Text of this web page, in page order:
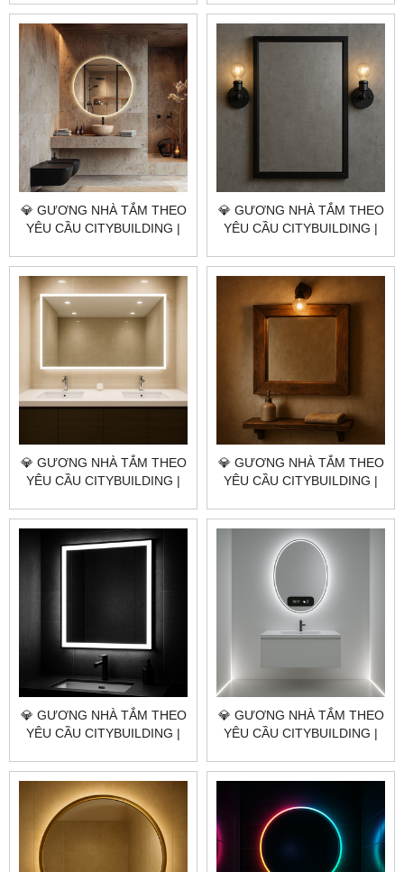
GIÁ GƯƠNG NHÀ TẮM XÃ
BÌNH CHÂU TP.HCM
GIÁ GƯƠNG NHÀ TẮM XÃ
💎 GƯƠNG NHÀ TẮM THEO
YÊU CẦU CITYBUILDING |
GIÁ GƯƠNG NHÀ TẮM XÃ
BÀU LÂM TP.HCM
💎 GƯƠNG NHÀ TẮM THEO
YÊU CẦU CITYBUILDING |
GIÁ GƯƠNG NHÀ TẮM XÃ
HOÀ HỘI TP.HCM
💎 GƯƠNG NHÀ TẮM THEO
YÊU CẦU CITYBUILDING |
GIÁ GƯƠNG NHÀ TẮM XÃ
XUYÊN MỘC TP.HCM
💎 GƯƠNG NHÀ TẮM THEO
YÊU CẦU CITYBUILDING |
GIÁ GƯƠNG NHÀ TẮM XÃ
HỒ TRÀM TP.HCM
💎 GƯƠNG NHÀ TẮM THEO
YÊU CẦU CITYBUILDING |
GIÁ GƯƠNG NHÀ TẮM XÃ
NGHĨA THÀNH TP.HCM
💎 GƯƠNG NHÀ TẮM THEO
YÊU CẦU CITYBUILDING |
GIÁ GƯƠNG NHÀ TẮM XÃ